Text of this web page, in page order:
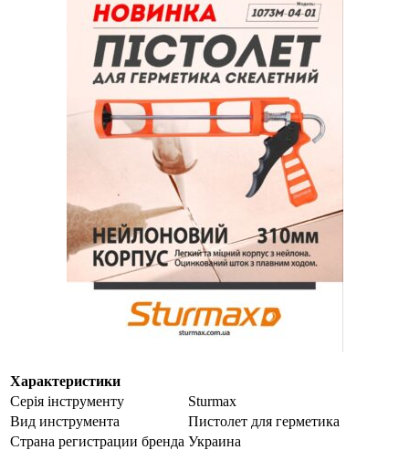
Характеристики
Серія інструменту
Sturmax
Вид инструмента
Пистолет для герметика
Страна регистрации бренда Украина